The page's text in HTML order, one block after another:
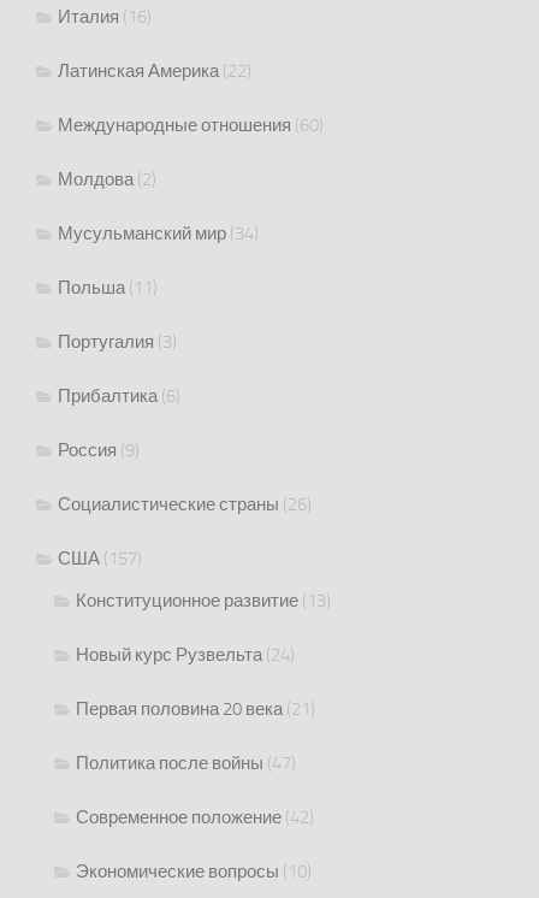
Италия (16)
Латинская Америка(22)
Международные отношения (60)
Молдова(2)
Мусульманский мир (34)
Польша(11)
Португалия (3)
Прибалтика(6)
Россия (9)
Социалистические страны (26)
США (157)
Конституционное развитие (13)
Новый курс Рузвельта(24)
Первая половина 20 века(21)
Политика после войны (47)
Современное положение (42)
Экономические вопросы (10)